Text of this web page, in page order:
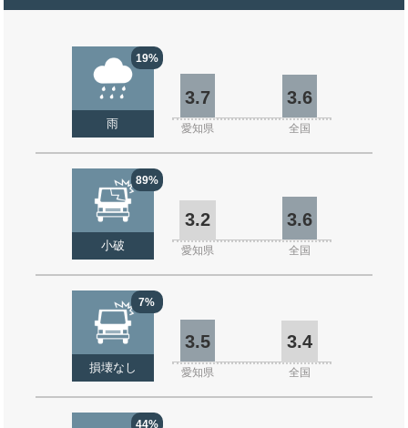
19%
雨
3.7 3.6
愛知県 全国
89%
小破
3.2 3.6
愛知県 全国
7%
損壊なし
3.5 3.4
愛知県 全国
44%